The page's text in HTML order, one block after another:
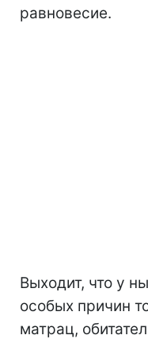
равновесие.
Выходит, что у
особых причин
матрац,